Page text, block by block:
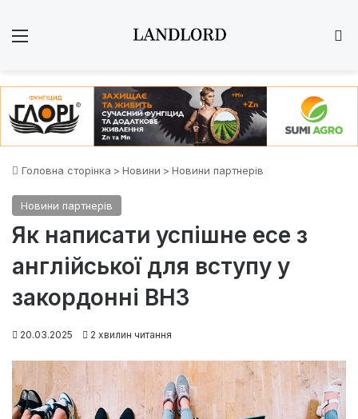
Головна сторінка > Новини > Новини партнерів
Новини партнерів
Як написати успішне есе з
англійської для вступу у
закордонні ВНЗ
20.03.2025 2 хвилин читання